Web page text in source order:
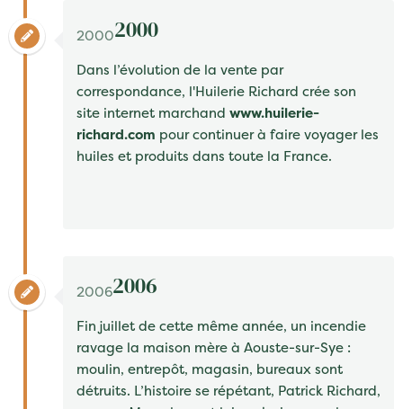
20002000
Dans l’évolution de la vente par
correspondance, l'Huilerie Richard crée son
site internet marchand www.huilerie-
richard.com pour continuer à faire voyager les
huiles et produits dans toute la France.
20062006
Fin juillet de cette même année, un incendie
ravage la maison mère à Aouste-sur-Sye :
moulin, entrepôt, magasin, bureaux sont
détruits. L’histoire se répétant, Patrick Richard,